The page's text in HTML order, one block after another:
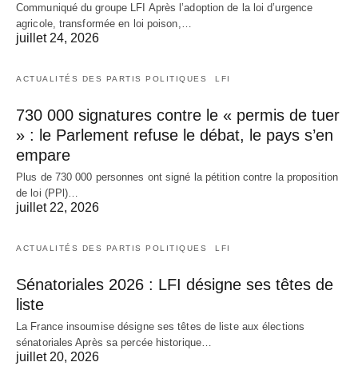
Communiqué du groupe LFI Après l’adoption de la loi d’urgence
agricole, transformée en loi poison,…
juillet 24, 2026
ACTUALITÉS DES PARTIS POLITIQUES LFI
730 000 signatures contre le « permis de tuer
» : le Parlement refuse le débat, le pays s’en
empare
Plus de 730 000 personnes ont signé la pétition contre la proposition
de loi (PPl)…
juillet 22, 2026
ACTUALITÉS DES PARTIS POLITIQUES LFI
Sénatoriales 2026 : LFI désigne ses têtes de
liste
La France insoumise désigne ses têtes de liste aux élections
sénatoriales Après sa percée historique…
juillet 20, 2026